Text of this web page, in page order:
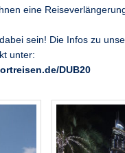
eine
sein! Die Infos zu
unter:
DUB20